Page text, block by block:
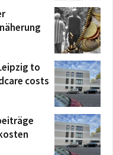
to
costs